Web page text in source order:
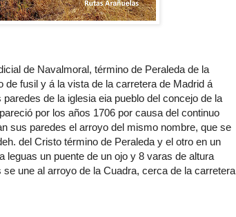
de Navalmoral, término de Peraleda de la
de fusil y á la vista de la carretera de Madrid á
de la iglesia eia pueblo del concejo de la
por los años 1706 por causa del continuo
sus paredes el arroyo del mismo nombre, que se
del Cristo término de Peraleda y el otro en un
leguas un puente de un ojo y 8 varas de altura
une al arroyo de la Cuadra, cerca de la carretera